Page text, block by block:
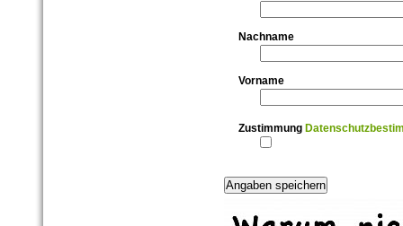
Nachname
Vorname
Zustimmung